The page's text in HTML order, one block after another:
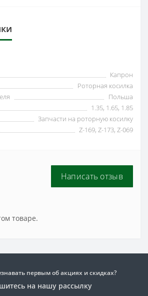
Капрон
Роторная косилка
Польша
1.35, 1.65, 1.85
Запчасти на роторную косилку
Z-169, Z-173, Z-069
Написать отзыв
товаре.
первым об акциях и скидках?
на нашу рассылку